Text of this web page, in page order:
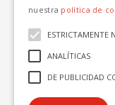
nuestra política de
ESTRICTAMENTE
ANALÍTICAS
DE PUBLICIDAD